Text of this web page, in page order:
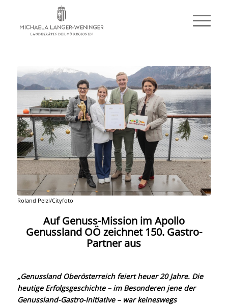
Roland Pelzl/Cityfoto
Auf Genuss-Mission im Apollo
Genussland OÖ zeichnet 150. Gastro-
Partner aus
„Genussland Oberösterreich feiert heuer 20 Jahre. Die
heutige Erfolgsgeschichte – im Besonderen jene der
Genussland-Gastro-Initiative – war keineswegs